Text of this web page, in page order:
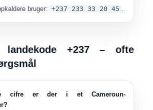
bruger:
+237 233 33 20 45 .
landekode +237 – ofte
cifre er der i et Cameroun-